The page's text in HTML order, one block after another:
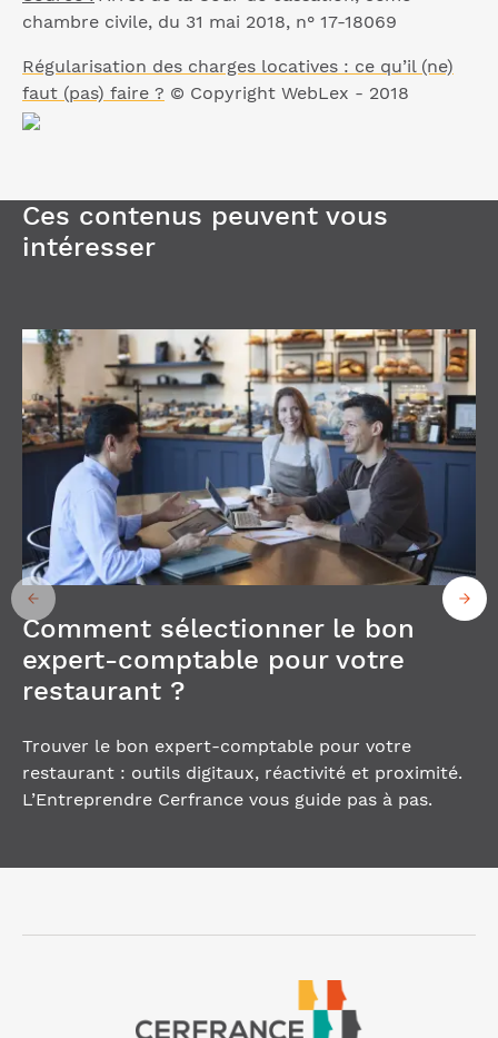
chambre civile, du 31 mai 2018, n° 17-18069
Régularisation des charges locatives : ce qu’il (ne)
faut (pas) faire ? © Copyright WebLex - 2018
Ces contenus peuvent vous
intéresser
Comment sélectionner le bon
expert-comptable pour votre
restaurant ?
Trouver le bon expert-comptable pour votre
restaurant : outils digitaux, réactivité et proximité.
L’Entreprendre Cerfrance vous guide pas à pas.